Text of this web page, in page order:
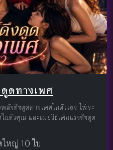
ดทางเพศ
ลังดึงดูดทางเพศในตัวเอง ไพ่จะ
นตัวคุณ และเผยวิธีเพิ่มแรงดึงดูด
ใหญ่ 10 ใบ